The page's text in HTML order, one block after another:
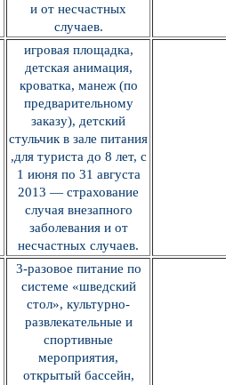
и от несчастных
случаев.
игровая площадка,
детская анимация,
кроватка, манеж (по
предварительному
заказу), детский
стульчик в зале питания
,для туриста до 8 лет, с
1 июня по 31 августа
2013 — страхование
случая внезапного
заболевания и от
несчастных случаев.
3-разовое питание по
системе «шведский
стол», культурно-
развлекательные и
спортивные
мероприятия,
открытый бассейн,